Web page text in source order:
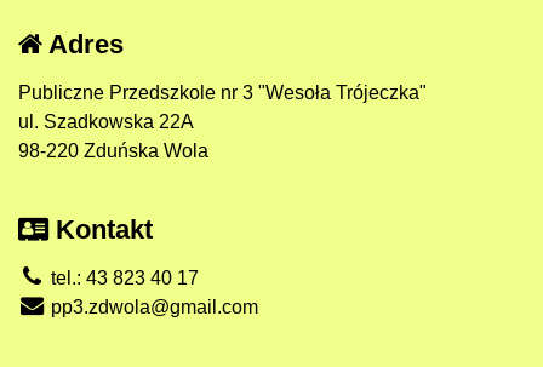
Adres
Publiczne Przedszkole nr 3 "Wesoła Trójeczka"
ul. Szadkowska 22A
98-220 Zduńska Wola
Kontakt
tel.: 43 823 40 17
pp3.zdwola@gmail.com